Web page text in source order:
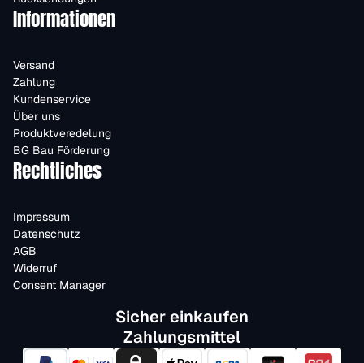
Informationen
Versand
Zahlung
Kundenservice
Über uns
Produktveredelung
BG Bau Förderung
Rechtliches
Impressum
Datenschutz
AGB
Widerruf
Consent Manager
Sicher einkaufen
Zahlungsmittel